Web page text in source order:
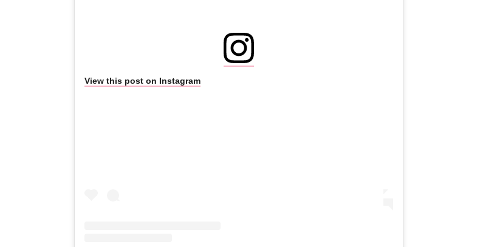
View this post on Instagram